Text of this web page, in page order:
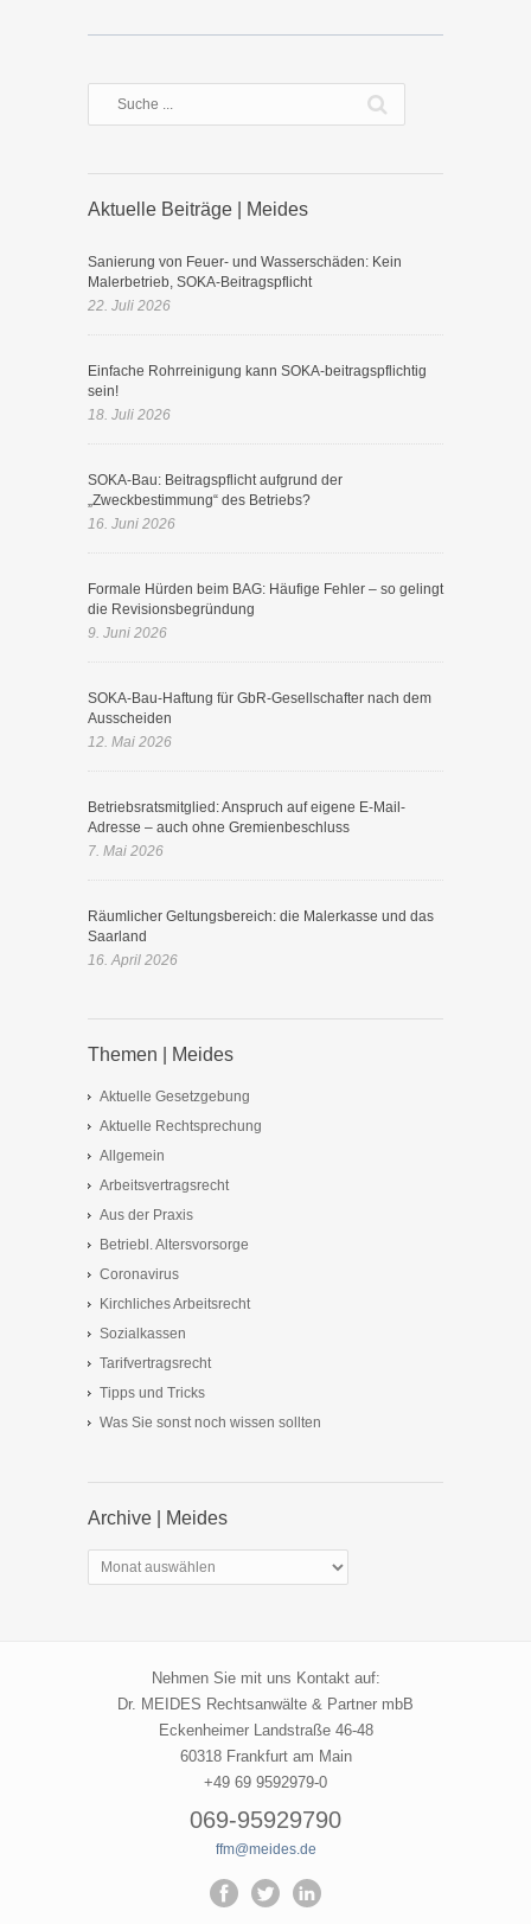
Aktuelle Beiträge | Meides
Sanierung von Feuer- und Wasserschäden: Kein
Malerbetrieb, SOKA-Beitragspflicht
22. Juli 2026
Einfache Rohrreinigung kann SOKA-beitragspflichtig
sein!
18. Juli 2026
SOKA-Bau: Beitragspflicht aufgrund der
„Zweckbestimmung“ des Betriebs?
16. Juni 2026
Formale Hürden beim BAG: Häufige Fehler – so gelingt
die Revisionsbegründung
9. Juni 2026
SOKA-Bau-Haftung für GbR-Gesellschafter nach dem
Ausscheiden
12. Mai 2026
Betriebsratsmitglied: Anspruch auf eigene E-Mail-
Adresse – auch ohne Gremienbeschluss
7. Mai 2026
Räumlicher Geltungsbereich: die Malerkasse und das
Saarland
16. April 2026
Themen | Meides
Aktuelle Gesetzgebung
Aktuelle Rechtsprechung
Allgemein
Arbeitsvertragsrecht
Aus der Praxis
Betriebl. Altersvorsorge
Coronavirus
Kirchliches Arbeitsrecht
Sozialkassen
Tarifvertragsrecht
Tipps und Tricks
Was Sie sonst noch wissen sollten
Archive | Meides
Archive
|
Nehmen Sie mit uns Kontakt auf:
Dr. MEIDES Rechtsanwälte & Partner mbB
Eckenheimer Landstraße 46-48
60318 Frankfurt am Main
+49 69 9592979-0
069-95929790
ffm@meides.de